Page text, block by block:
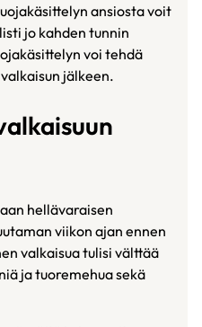
ansiosta voit
jo kahden tunnin
voi tehdä
jälkeen.
hellävaraisen
viikon ajan ennen
valkaisua tulisi välttää
ja tuoremehua sekä